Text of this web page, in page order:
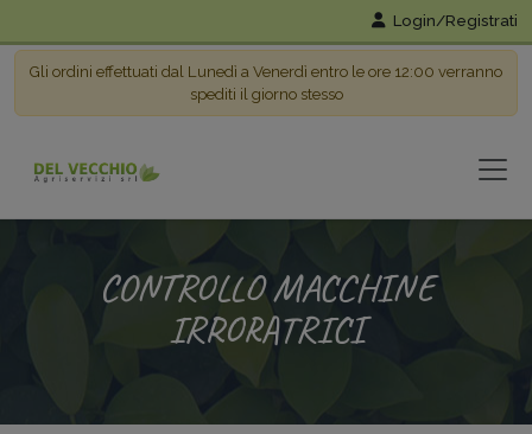
Login/Registrati
Gli ordini effettuati dal Lunedì a Venerdì entro le ore 12:00 verranno
spediti il giorno stesso
CONTROLLO MACCHINE
IRRORATRICI